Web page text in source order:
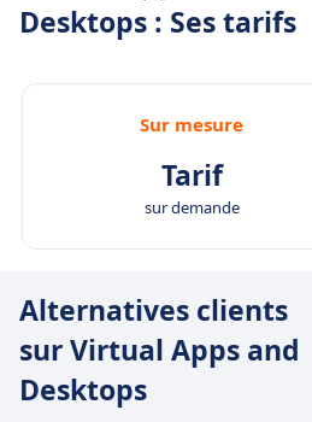
Desktops : Ses tarifs
Sur mesure
Tarif
sur demande
Alternatives clients
sur Virtual Apps and
Desktops